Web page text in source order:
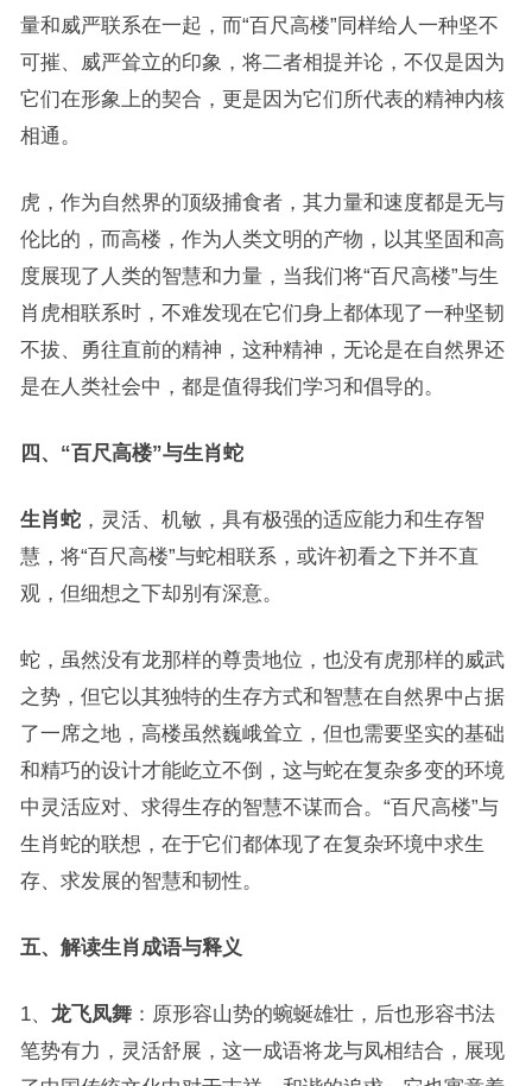
量和威严联系在一起，而“百尺高楼”同样给人一种坚不
可摧、威严耸立的印象，将二者相提并论，不仅是因为
它们在形象上的契合，更是因为它们所代表的精神内核
相通。
虎，作为自然界的顶级捕食者，其力量和速度都是无与
伦比的，而高楼，作为人类文明的产物，以其坚固和高
度展现了人类的智慧和力量，当我们将“百尺高楼”与生
肖虎相联系时，不难发现在它们身上都体现了一种坚韧
不拔、勇往直前的精神，这种精神，无论是在自然界还
是在人类社会中，都是值得我们学习和倡导的。
四、“百尺高楼”与生肖蛇
生肖蛇，灵活、机敏，具有极强的适应能力和生存智
慧，将“百尺高楼”与蛇相联系，或许初看之下并不直
观，但细想之下却别有深意。
蛇，虽然没有龙那样的尊贵地位，也没有虎那样的威武
之势，但它以其独特的生存方式和智慧在自然界中占据
了一席之地，高楼虽然巍峨耸立，但也需要坚实的基础
和精巧的设计才能屹立不倒，这与蛇在复杂多变的环境
中灵活应对、求得生存的智慧不谋而合。“百尺高楼”与
生肖蛇的联想，在于它们都体现了在复杂环境中求生
存、求发展的智慧和韧性。
五、解读生肖成语与释义
1、 龙飞凤舞：原形容山势的蜿蜒雄壮，后也形容书法
笔势有力，灵活舒展，这一成语将龙与凤相结合，展现